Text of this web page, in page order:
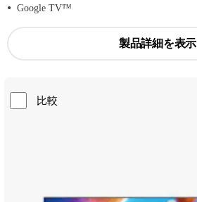
Google TV™
製品詳細を表示
比較